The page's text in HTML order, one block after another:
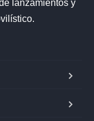
lanzamientos y